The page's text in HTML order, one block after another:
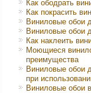
Как ободрать
Как покрасить
Виниловые обои
Виниловые обои
Как наклеить
Моющиеся
преимущества
Виниловые обои
при
Виниловые обои